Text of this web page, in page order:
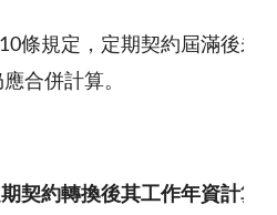
10條規定，定期契約屆滿後未
合併計算。
期契約轉換後其工作年資計算